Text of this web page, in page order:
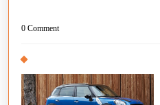
0 Comment